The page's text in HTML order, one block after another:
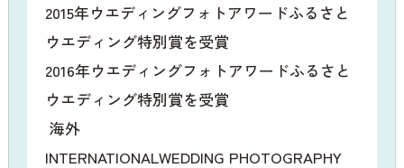
2015年ウエディングフォトアワードふるさと
ウエディング特別賞を受賞
2016年ウエディングフォトアワードふるさと
ウエディング特別賞を受賞
海外
INTERNATIONALWEDDING PHOTOGRAPHY